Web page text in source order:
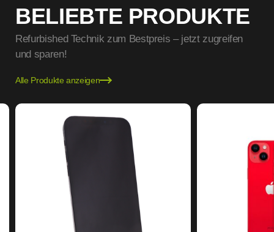
BELIEBTE PRODUKTE
Refurbished Technik zum Bestpreis – jetzt zugreifen
und sparen!
Alle Produkte anzeigen